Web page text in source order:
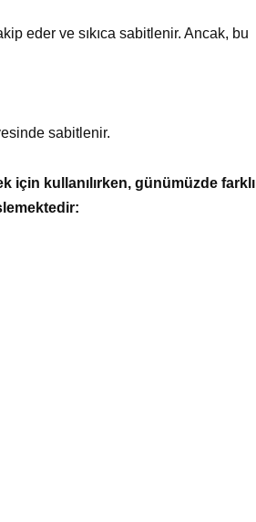
eder ve sıkıca sabitlenir. Ancak, bu
sabitlenir.
için kullanılırken, günümüzde farklı